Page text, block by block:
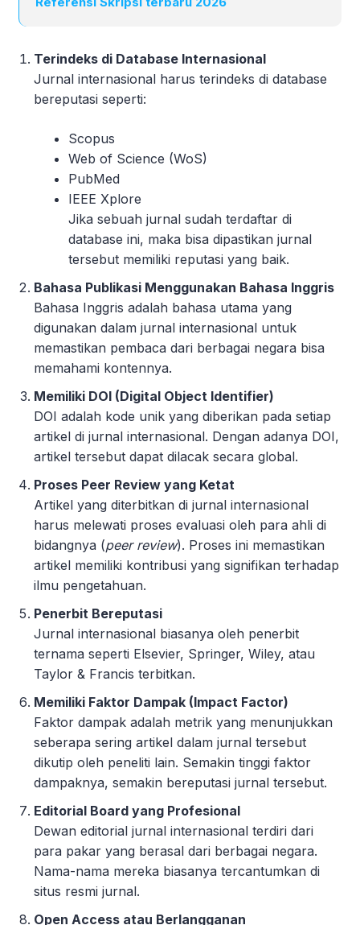
Terindeks di Database Internasional
Jurnal internasional harus terindeks di database
bereputasi seperti:
Scopus
Web of Science (WoS)
PubMed
IEEE Xplore
Jika sebuah jurnal sudah terdaftar di
database ini, maka bisa dipastikan jurnal
tersebut memiliki reputasi yang baik.
Bahasa Publikasi Menggunakan Bahasa Inggris
Bahasa Inggris adalah bahasa utama yang
digunakan dalam jurnal internasional untuk
memastikan pembaca dari berbagai negara bisa
memahami kontennya.
Memiliki DOI (Digital Object Identifier)
DOI adalah kode unik yang diberikan pada setiap
artikel di jurnal internasional. Dengan adanya DOI,
artikel tersebut dapat dilacak secara global.
Proses Peer Review yang Ketat
Artikel yang diterbitkan di jurnal internasional
harus melewati proses evaluasi oleh para ahli di
bidangnya (peer review). Proses ini memastikan
artikel memiliki kontribusi yang signifikan terhadap
ilmu pengetahuan.
Penerbit Bereputasi
Jurnal internasional biasanya oleh penerbit
ternama seperti Elsevier, Springer, Wiley, atau
Taylor & Francis terbitkan.
Memiliki Faktor Dampak (Impact Factor)
Faktor dampak adalah metrik yang menunjukkan
seberapa sering artikel dalam jurnal tersebut
dikutip oleh peneliti lain. Semakin tinggi faktor
dampaknya, semakin bereputasi jurnal tersebut.
Editorial Board yang Profesional
Dewan editorial jurnal internasional terdiri dari
para pakar yang berasal dari berbagai negara.
Nama-nama mereka biasanya tercantumkan di
situs resmi jurnal.
Open Access atau Berlangganan